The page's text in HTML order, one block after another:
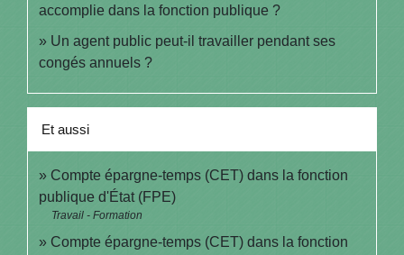
accomplie dans la fonction publique ?
Un agent public peut-il travailler pendant ses
congés annuels ?
Et aussi
Compte épargne-temps (CET) dans la fonction
publique d'État (FPE)
Travail - Formation
Compte épargne-temps (CET) dans la fonction